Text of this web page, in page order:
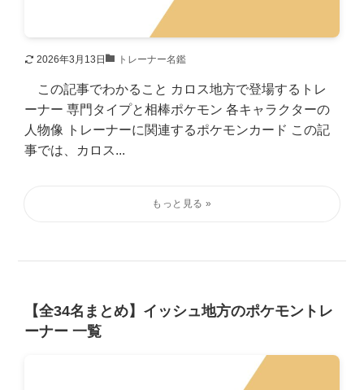
2026年3月13日 トレーナー名鑑
この記事でわかること カロス地方で登場するトレ
ーナー 専門タイプと相棒ポケモン 各キャラクターの
人物像 トレーナーに関連するポケモンカード この記
事では、カロス...
【全34名まとめ】イッシュ地方のポケモントレ
ーナー 一覧